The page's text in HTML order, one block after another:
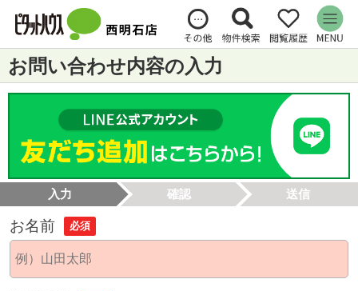
お問い合わせ内容の入力
入力 確認 送信
お名前 必須